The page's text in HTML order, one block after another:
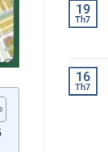
19
Th7
16
Th7